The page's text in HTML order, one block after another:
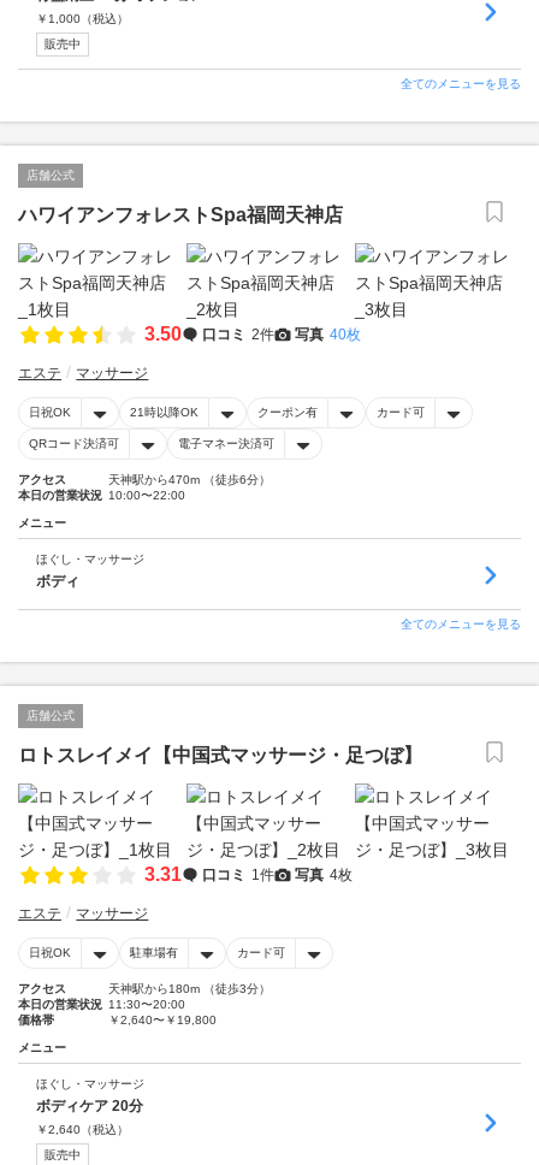
￥ 1,000 （税込）
販売中
全てのメニューを見る
店舗公式
ハワイアンフォレストSpa福岡天神店
3.50 口コミ 2件 写真 40枚
エステ マッサージ
日祝OK 21時以降OK クーポン有 カード可
QRコード決済可 電子マネー決済可
アクセス
天神駅から470m （徒歩6分）
本日の営業状況 10:00〜22:00
メニュー
ほぐし・マッサージ
ボディ
全てのメニューを見る
店舗公式
ロトスレイメイ【中国式マッサージ・足つぼ】
3.31 口コミ 1件 写真 4枚
エステ マッサージ
日祝OK 駐車場有 カード可
アクセス
天神駅から180m （徒歩3分）
本日の営業状況 11:30〜20:00
価格帯
￥2,640〜￥19,800
メニュー
ほぐし・マッサージ
ボディケア 20分
￥2,640 （税込）
販売中